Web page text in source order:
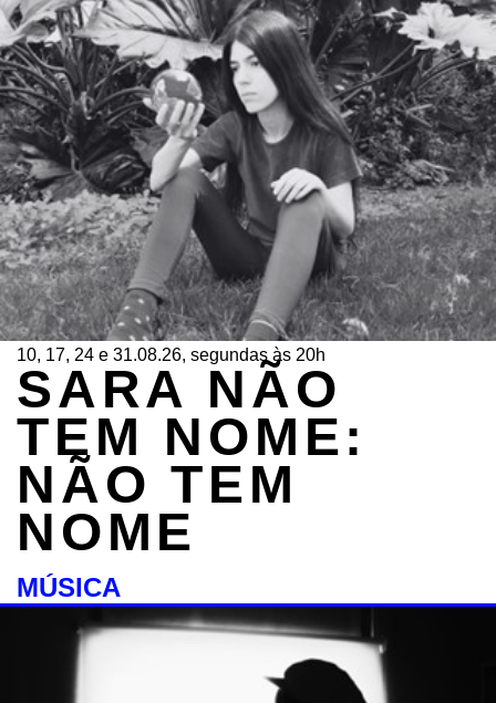
10, 17, 24 e 31.08.26, segundas às 20h
SARA NÃO
TEM NOME:
NÃO TEM
NOME
MÚSICA